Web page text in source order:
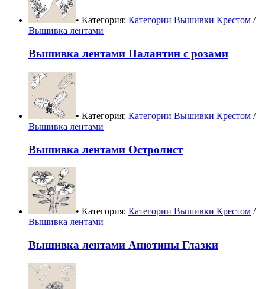
• Категория: Категории Вышивки Крестом /
Вышивка лентами
Вышивка лентами Палантин с розами
• Категория: Категории Вышивки Крестом /
Вышивка лентами
Вышивка лентами Остролист
• Категория: Категории Вышивки Крестом /
Вышивка лентами
Вышивка лентами Анютины Глазки